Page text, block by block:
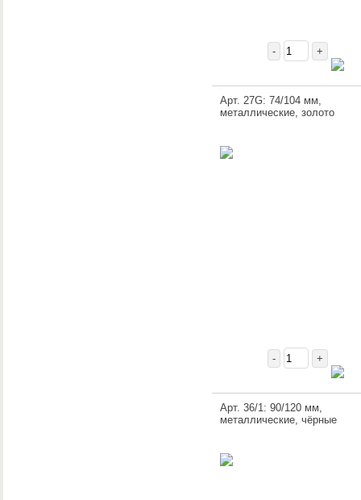
- +
Арт. 27G: 74/104 мм,
металлические, золото
- +
Арт. 36/1: 90/120 мм,
металлические, чёрные